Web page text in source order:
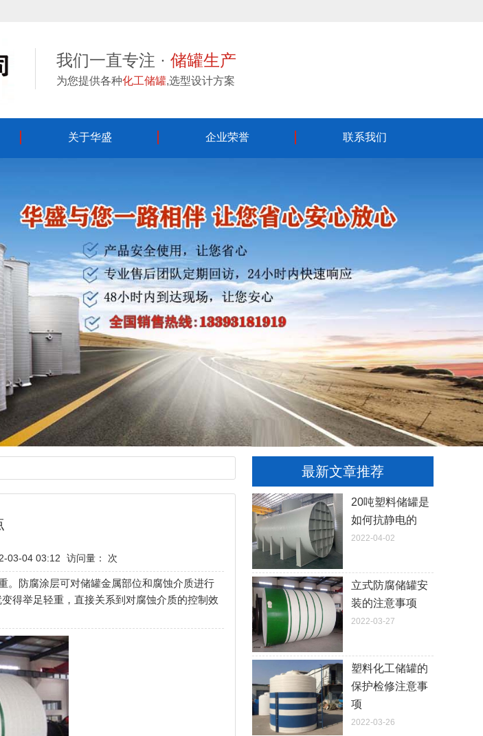
我们一直专注 · 储罐生产
为您提供各种化工储罐,选型设计方案
133-9318-1919
关于华盛 企业荣誉 联系我们
最新文章推荐
20吨塑料储罐是
如何抗静电的
2022-04-02
立式防腐储罐安
装的注意事项
2022-03-27
塑料化工储罐的
保护检修注意事
项
2022-03-26
03-04 03:12 访问量： 次
。防腐涂层可对储罐金属部位和腐蚀介质进行
得举足轻重，直接关系到对腐蚀介质的控制效